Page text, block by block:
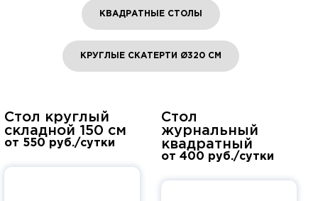
КВАДРАТНЫЕ СТОЛЫ
КРУГЛЫЕ СКАТЕРТИ Ø320 СМ
Стол круглый
складной 150 см
от 550 руб./сутки
Стол
журнальный
квадратный
от 400 руб./сутки